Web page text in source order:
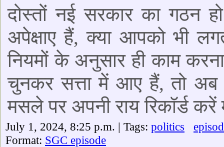
दोस्तों नई सरकार का गठन
अपेक्षाए हैं, क्या आपको भी
नियमों के अनुसार ही काम
चुनकर सत्ता में आए हैं, तो
मसले पर अपनी राय रिकॉर्ड करें
July 1, 2024, 8:25 p.m. | Tags: politics
Format: SGC episode